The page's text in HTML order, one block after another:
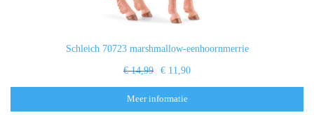
Schleich 70723 marshmallow-eenhoornmerrie
€ 14,99 € 11,90
Meer informatie